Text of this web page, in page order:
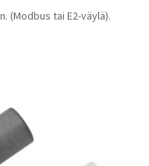
(Modbus tai E2-väylä).